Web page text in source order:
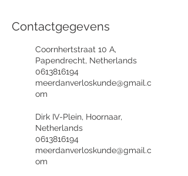
Contactgegevens
Coornhertstraat 10 A,
Papendrecht, Netherlands
0613816194
meerdanverloskunde@gmail.c
om
Dirk IV-Plein, Hoornaar,
Netherlands
0613816194
meerdanverloskunde@gmail.c
om